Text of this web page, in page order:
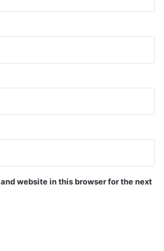
website in this browser for the next